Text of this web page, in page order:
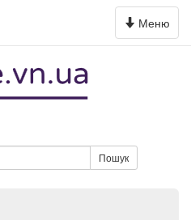
Toggle
navigation
Меню
Пошук